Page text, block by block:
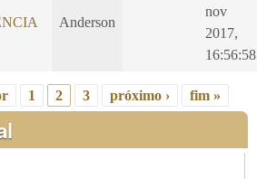
Anderson
nov
2017,
16:56:58
1 2 3 próximo › fim »